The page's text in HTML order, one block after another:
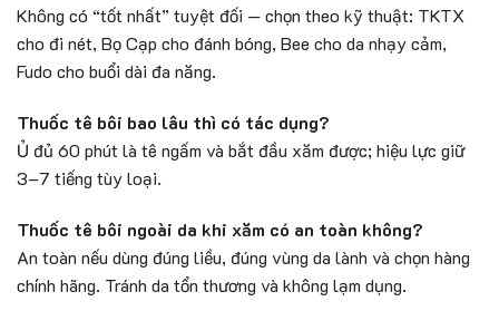
Không có “tốt nhất” tuyệt đối — chọn theo kỹ thuật: TKTX
cho đi nét, Bọ Cạp cho đánh bóng, Bee cho da nhạy cảm,
Fudo cho buổi dài đa năng.
Thuốc tê bôi bao lâu thì có tác dụng?
Ủ đủ 60 phút là tê ngấm và bắt đầu xăm được; hiệu lực giữ
3–7 tiếng tùy loại.
Thuốc tê bôi ngoài da khi xăm có an toàn không?
An toàn nếu dùng đúng liều, đúng vùng da lành và chọn hàng
chính hãng. Tránh da tổn thương và không lạm dụng.